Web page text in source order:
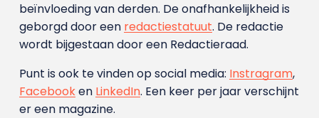
beïnvloeding van derden. De onafhankelijkheid is
geborgd door een redactiestatuut. De redactie
wordt bijgestaan door een Redactieraad.
Punt is ook te vinden op social media: Instragram,
Facebooken LinkedIn. Een keer per jaar verschijnt
er een magazine.